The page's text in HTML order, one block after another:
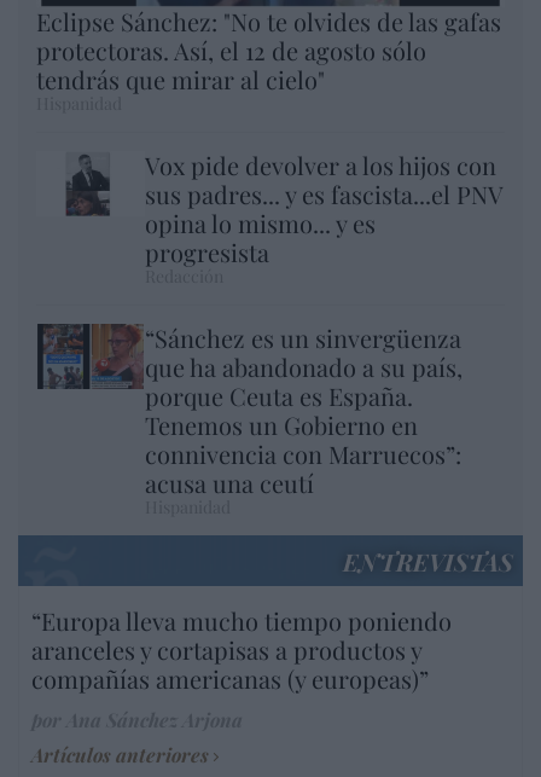
Eclipse Sánchez: "No te olvides de las gafas
protectoras. Así, el 12 de agosto sólo
tendrás que mirar al cielo"
Vox pide devolver a los hijos con
sus padres... y es fascista...el PNV
opina lo mismo... y es
progresista
“Sánchez es un sinvergüenza
que ha abandonado a su país,
porque Ceuta es España.
Tenemos un Gobierno en
connivencia con Marruecos”:
acusa una ceutí
ENTREVISTAS
“Europa lleva mucho tiempo poniendo
aranceles y cortapisas a productos y
compañías americanas (y europeas)”
Artículos anteriores